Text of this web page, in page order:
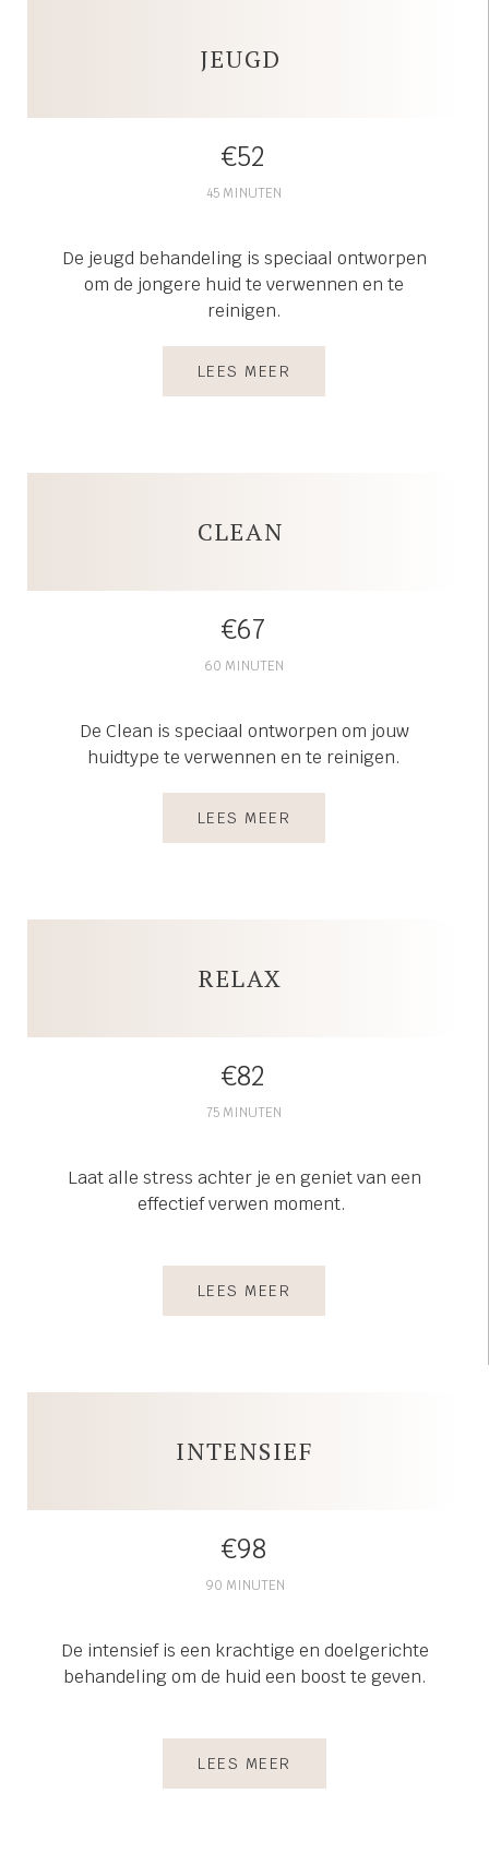
JEUGD
€52
45 MINUTEN
De jeugd behandeling is speciaal ontworpen
om de jongere huid te verwennen en te
reinigen.
LEES MEER
CLEAN
€67
60 MINUTEN
De Clean is speciaal ontworpen om jouw
huidtype te verwennen en te reinigen.
LEES MEER
RELAX
€82
75 MINUTEN
Laat alle stress achter je en geniet van een
effectief verwen moment.
LEES MEER
INTENSIEF
€98
90 MINUTEN
De intensief is een krachtige en doelgerichte
behandeling om de huid een boost te geven.
LEES MEER